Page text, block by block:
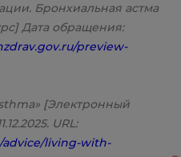
Бронхиальная астма
Дата обращения:
preview-
[Электронный
URL:
living-with-